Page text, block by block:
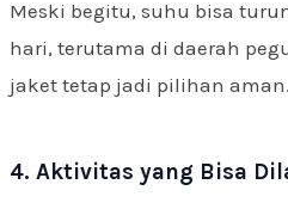
Meski begitu, suhu bisa
hari, terutama di daerah
jaket tetap jadi pilihan aman.
4. Aktivitas yang Bisa